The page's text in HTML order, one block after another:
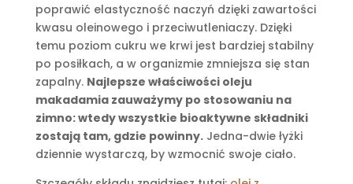
poprawić elastyczność naczyń dzięki zawartości
kwasu oleinowego i przeciwutleniaczy. Dzięki
temu poziom cukru we krwi jest bardziej stabilny
po posiłkach, a w organizmie zmniejsza się stan
zapalny. Najlepsze właściwości oleju
makadamia zauważymy po stosowaniu na
zimno: wtedy wszystkie bioaktywne składniki
zostają tam, gdzie powinny.Jedna-dwie łyżki
dziennie wystarczą, by wzmocnić swoje ciało.